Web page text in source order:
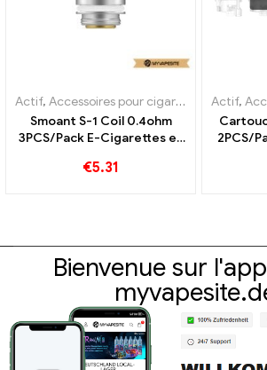
Actif, Accessoires pour cigarettes électroniques
Smoant S-1 Coil 0.4ohm
3PCS/Pack E-Cigarettes en
€5.31
Actif,
2PCS/
Bienvenue sur